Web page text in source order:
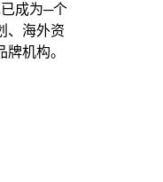
成为─个
、海外资
机构。